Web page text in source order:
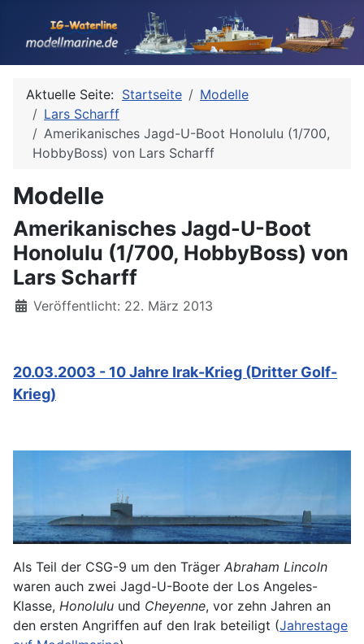
Aktuelle Seite: Startseite
Modelle
Lars Scharff
Amerikanisches Jagd-U-Boot Honolulu (1/700,
HobbyBoss) von Lars Scharff
Modelle
Amerikanisches Jagd-U-Boot
Honolulu (1/700, HobbyBoss) von
Lars Scharff
Details
Veröffentlicht: 22. März 2013
20.03.2003 - 10 Jahre Irak-Krieg (Dritter Golf-
Krieg)
Als Teil der CSG-9 um den Träger Abraham Lincoln
waren auch zwei Jagd-U-Boote der Los Angeles-
Klasse, Honolulu und Cheyenne, vor zehn Jahren an
den ersten Angriffen auf den Irak beteiligt (Jahrestage